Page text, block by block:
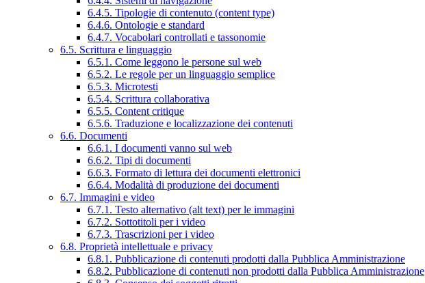
6.4.5. Tipologie di contenuto (content type)
6.4.6. Ontologie e standard
6.4.7. Vocabolari controllati e tassonomie
6.5. Scrittura e linguaggio
6.5.1. Come leggono le persone sul web
6.5.2. Le regole per un linguaggio semplice
6.5.3. Microtesti
6.5.4. Scrittura collaborativa
6.5.5. Content critique
6.5.6. Traduzione e localizzazione dei contenuti
6.6. Documenti
6.6.1. I documenti vanno sul web
6.6.2. Tipi di documenti
6.6.3. Formato di lettura dei documenti elettronici
6.6.4. Modalità di produzione dei documenti
6.7. Immagini e video
6.7.1. Testo alternativo (alt text) per le immagini
6.7.2. Sottotitoli per i video
6.7.3. Trascrizioni per i video
6.8. Proprietà intellettuale e privacy
6.8.1. Pubblicazione di contenuti prodotti dalla Pubblica Amministrazione
6.8.2. Pubblicazione di contenuti non prodotti dalla Pubblica Amministrazione